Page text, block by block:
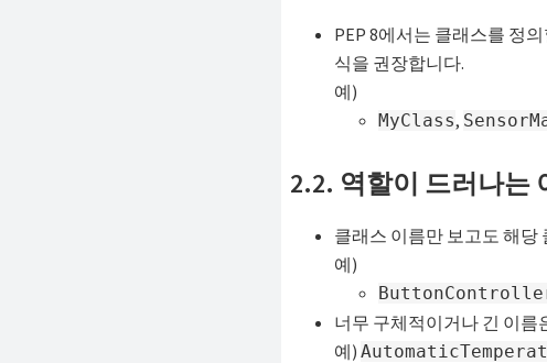
PEP 8에서는 클래스를 정
식을 권장합니다.
예)
MyClass,
2.2. 역할이 드러나는
클래스 이름만 보고도 해당
예)
너무 구체적이거나 긴 이름
예)